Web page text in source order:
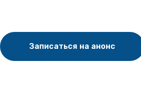
Записаться на анонс